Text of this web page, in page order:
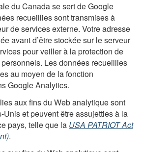
du Canada se sert de Google
recueillies sont transmises à
de services externe. Votre adresse
avant d’être stockée sur le serveur
pour veiller à la protection de
Les données recueillies
au moyen de la fonction
Google Analytics.
aux fins du Web analytique sont
Unis et peuvent être assujetties à la
pays, telle que la USA PATRIOT Act
.